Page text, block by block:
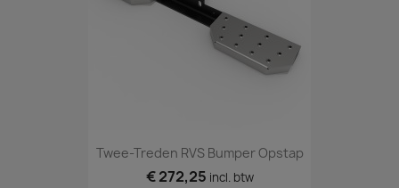
Twee-Treden RVS Bumper Opstap
€ 272,25 incl. btw